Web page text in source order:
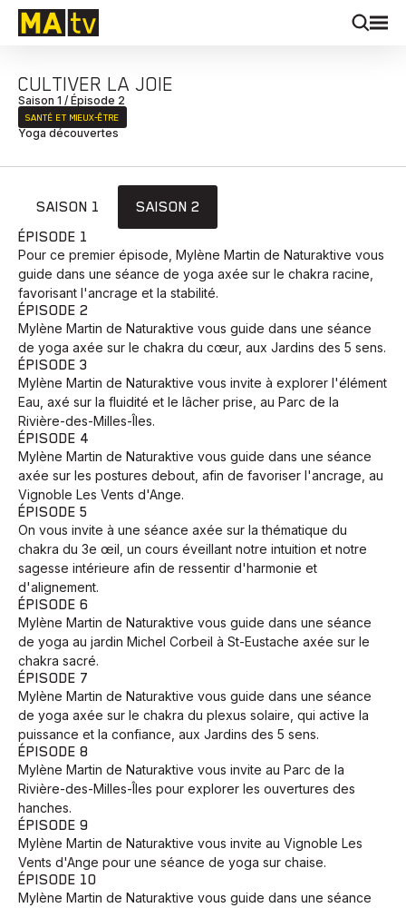
CULTIVER LA JOIE
Saison 1 / Épisode 2
SANTÉ ET MIEUX‑ÊTRE
Yoga découvertes
SAISON 1
SAISON 2
ÉPISODE 1
Pour ce premier épisode, Mylène Martin de Naturaktive vous
guide dans une séance de yoga axée sur le chakra racine,
favorisant l'ancrage et la stabilité.
ÉPISODE 2
Mylène Martin de Naturaktive vous guide dans une séance
de yoga axée sur le chakra du cœur, aux Jardins des 5 sens.
ÉPISODE 3
Mylène Martin de Naturaktive vous invite à explorer l'élément
Eau, axé sur la fluidité et le lâcher prise, au Parc de la
Rivière-des-Milles-Îles.
ÉPISODE 4
Mylène Martin de Naturaktive vous guide dans une séance
axée sur les postures debout, afin de favoriser l'ancrage, au
Vignoble Les Vents d'Ange.
ÉPISODE 5
On vous invite à une séance axée sur la thématique du
chakra du 3e œil, un cours éveillant notre intuition et notre
sagesse intérieure afin de ressentir d'harmonie et
d'alignement.
ÉPISODE 6
Mylène Martin de Naturaktive vous guide dans une séance
de yoga au jardin Michel Corbeil à St-Eustache axée sur le
chakra sacré.
ÉPISODE 7
Mylène Martin de Naturaktive vous guide dans une séance
de yoga axée sur le chakra du plexus solaire, qui active la
puissance et la confiance, aux Jardins des 5 sens.
ÉPISODE 8
Mylène Martin de Naturaktive vous invite au Parc de la
Rivière-des-Milles-Îles pour explorer les ouvertures des
hanches.
ÉPISODE 9
Mylène Martin de Naturaktive vous invite au Vignoble Les
Vents d'Ange pour une séance de yoga sur chaise.
ÉPISODE 10
Mylène Martin de Naturaktive vous guide dans une séance